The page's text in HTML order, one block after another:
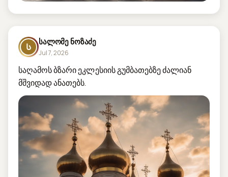
Ს სალომე ნოზაძე
Jul 7, 2026
საღამოს ბზარი ეკლესიის გუმბათებზე ძალიან
მშვიდად ანათებს.